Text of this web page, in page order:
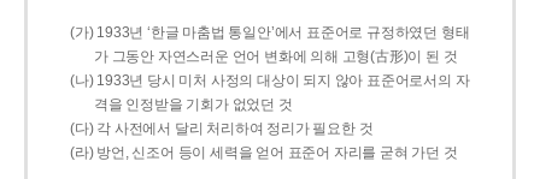
(가) 1933년 ‘한글 마춤법 통일안’에서 표준어로 규정하였던 형태
가 그동안 자연스러운 언어 변화에 의해 고형(古形)이 된 것
(나) 1933년 당시 미처 사정의 대상이 되지 않아 표준어로서의 자
격을 인정받을 기회가 없었던 것
(다) 각 사전에서 달리 처리하여 정리가 필요한 것
(라) 방언, 신조어 등이 세력을 얻어 표준어 자리를 굳혀 가던 것